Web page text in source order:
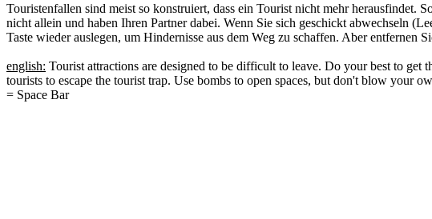
Touristenfallen sind meist so konstruiert, dass ein Tourist nicht mehr herausfindet.
nicht allein und haben Ihren Partner dabei. Wenn Sie sich geschickt abwechseln
Taste wieder auslegen, um Hindernisse aus dem Weg zu schaffen. Aber entfernen
english: Tourist attractions are designed to be difficult to leave. Do your best to
tourists to escape the tourist trap. Use bombs to open spaces, but don't blow
= Space Bar